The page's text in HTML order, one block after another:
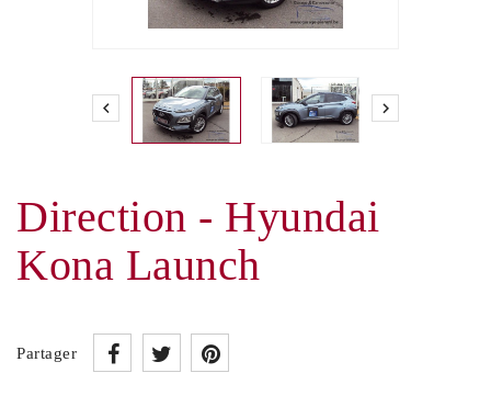
 
Direction - Hyundai
Kona Launch
Partager